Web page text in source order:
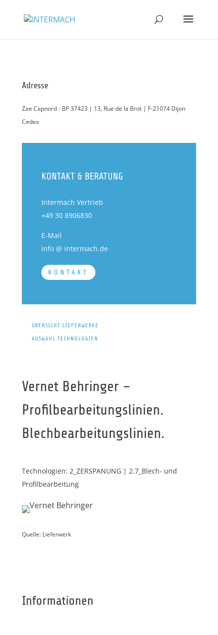
Adresse
Zae Capnord - BP 37423 | 13, Rue de la Brot | F-21074 Dijon
Cedex
KONTAKT & BERATUNG
Intermach Vertrieb
+49 30 8906830
E-Mail
info @ intermach.de
KONTAKT
ÜBERSICHT LIEFERWERKE
AUSWAHL TECHNOLOGIEN
Vernet Behringer –
Profilbearbeitungslinien.
Blechbearbeitungslinien.
Technologien: 2_ZERSPANUNG | 2.7_Blech- und
Profilbearbeitung
Quelle: Lieferwerk
Informationen